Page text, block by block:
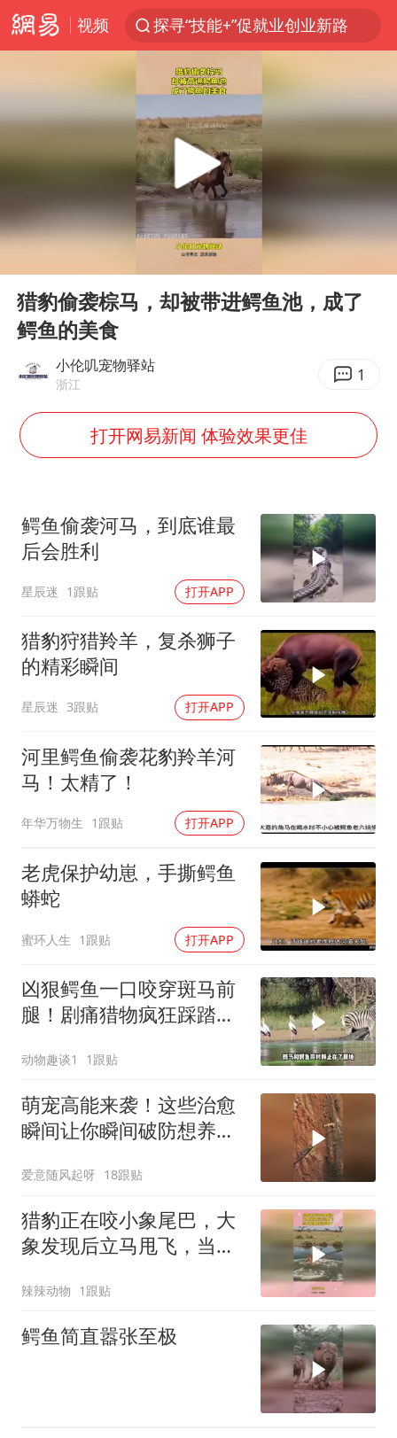
视频
探寻“技能+”促就业创业新路
38岁山东财大教授刘海明逝世
被泰航拒载中国乘客：免费改签没兑现
陕西柞水遭遇暴雨五千余户群众转移
银行午休1.5小时 留个窗口行不行
台风白海豚或在华东沿海登陆
弹药库存告急 美军补货难
沙特否认与胡塞武装举行会谈
FIFA官方支持因凡蒂诺
41岁女子为鼓励女儿考上985研究生
日本籍女网红在韩直播时自杀身亡
恩比德变瘦引热议
总书记关心百姓身边这些民生大事
Play
猎豹偷袭棕马，却被带进鳄鱼池，成了
鳄鱼的美食
小伦叽宠物驿站
浙江 1
打开网易新闻 体验效果更佳
鳄鱼偷袭河马，到底谁最
后会胜利
星辰迷 1跟贴 打开APP
猎豹狩猎羚羊，复杀狮子
的精彩瞬间
星辰迷 3跟贴 打开APP
河里鳄鱼偷袭花豹羚羊河
马！太精了！
年华万物生 1跟贴 打开APP
老虎保护幼崽，手撕鳄鱼
蟒蛇
蜜环人生 1跟贴 打开APP
凶狠鳄鱼一口咬穿斑马前
腿！剧痛猎物疯狂踩踏！
动物趣谈1 1跟贴
萌宠高能来袭！这些治愈
瞬间让你瞬间破防想养一
爱意随风起呀 18跟贴
猎豹正在咬小象尾巴，大
象发现后立马甩飞，当成
辣辣动物 1跟贴
鳄鱼简直嚣张至极